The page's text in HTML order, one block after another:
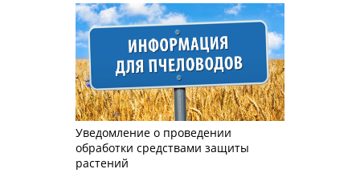
Уведомление о проведении
обработки средствами защиты
растений